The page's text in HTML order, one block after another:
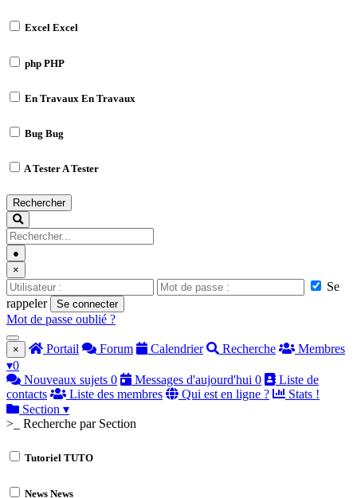
Excel Excel
php PHP
En Travaux En Travaux
Bug Bug
A TesterA Tester
Rechercher
●
×
Se
rappeler
Se connecter
Mot de passe oublié ?
× Portail Forum Calendrier Recherche
Membres
▾0
Nouveaux sujets 0 Messages d'aujourd'hui 0
Liste de
contacts
Liste des membres Qui est en ligne ?
Stats !
Section ▾
>_ Recherche par Section
Tutoriel TUTO
News News